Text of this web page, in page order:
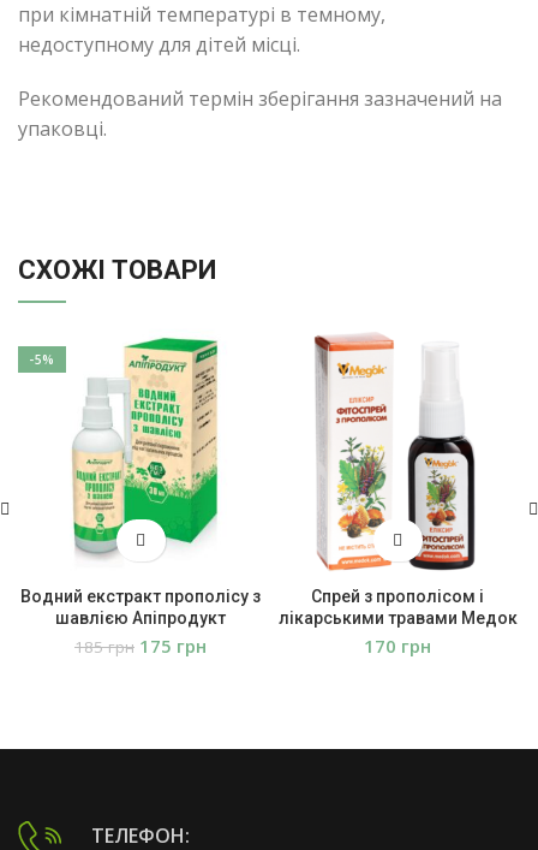
при кімнатній температурі в темному,
недоступному для дітей місці.
Рекомендований термін зберігання зазначений на
упаковці.
СХОЖІ ТОВАРИ
-5%
Водний екстракт прополісу з
шавлією Апіпродукт
185грн 175 грн
Спрей з прополісом і
лікарськими травами Медок
грн
ТЕЛЕФОН: